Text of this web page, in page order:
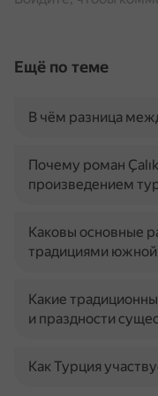
Ещё по теме
В чём разница
Почему роман
произведением
Каковы основные
традициями
Какие
и праздности
Как Турция